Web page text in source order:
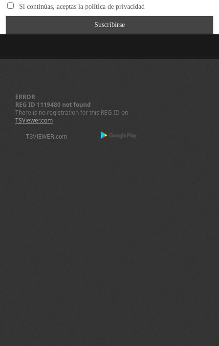
Si continúas, aceptas la política de privacidad
ERROR
REG ID 1119480 not found
There is no registration for this REG ID on
TSViewer.com